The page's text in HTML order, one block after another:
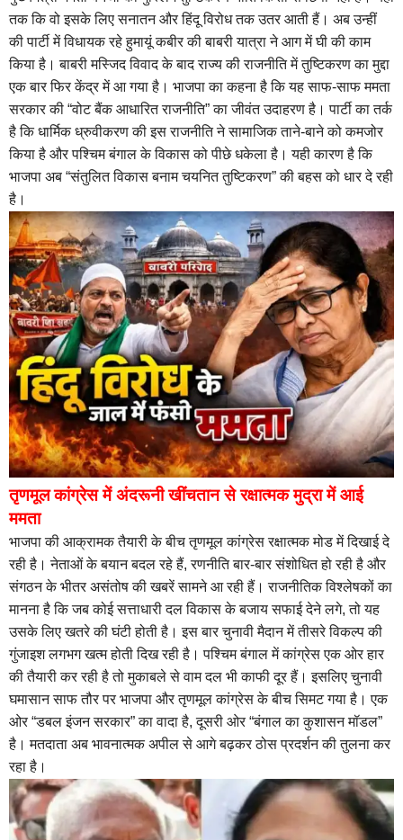
तक कि वो इसके लिए सनातन और हिंदू विरोध तक उतर आती हैं। अब उन्हीं
की पार्टी में विधायक रहे हुमायूं कबीर की बाबरी यात्रा ने आग में घी की काम
किया है। बाबरी मस्जिद विवाद के बाद राज्य की राजनीति में तुष्टिकरण का मुद्दा
एक बार फिर केंद्र में आ गया है। भाजपा का कहना है कि यह साफ-साफ ममता
सरकार की “वोट बैंक आधारित राजनीति” का जीवंत उदाहरण है। पार्टी का तर्क
है कि धार्मिक ध्रुवीकरण की इस राजनीति ने सामाजिक ताने-बाने को कमजोर
किया है और पश्चिम बंगाल के विकास को पीछे धकेला है। यही कारण है कि
भाजपा अब “संतुलित विकास बनाम चयनित तुष्टिकरण” की बहस को धार दे रही
है।
तृणमूल कांग्रेस में अंदरूनी खींचतान से रक्षात्मक मुद्रा में आई
ममता
भाजपा की आक्रामक तैयारी के बीच तृणमूल कांग्रेस रक्षात्मक मोड में दिखाई दे
रही है। नेताओं के बयान बदल रहे हैं, रणनीति बार-बार संशोधित हो रही है और
संगठन के भीतर असंतोष की खबरें सामने आ रही हैं। राजनीतिक विश्लेषकों का
मानना है कि जब कोई सत्ताधारी दल विकास के बजाय सफाई देने लगे, तो यह
उसके लिए खतरे की घंटी होती है। इस बार चुनावी मैदान में तीसरे विकल्प की
गुंजाइश लगभग खत्म होती दिख रही है। पश्चिम बंगाल में कांग्रेस एक ओर हार
की तैयारी कर रही है तो मुकाबले से वाम दल भी काफी दूर हैं। इसलिए चुनावी
घमासान साफ तौर पर भाजपा और तृणमूल कांग्रेस के बीच सिमट गया है। एक
ओर “डबल इंजन सरकार” का वादा है, दूसरी ओर “बंगाल का कुशासन मॉडल”
है। मतदाता अब भावनात्मक अपील से आगे बढ़कर ठोस प्रदर्शन की तुलना कर
रहा है।